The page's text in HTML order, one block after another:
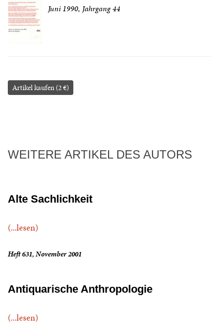
Juni 1990, Jahrgang 44
Artikel kaufen (2 €)
WEITERE ARTIKEL DES AUTORS
Alte Sachlichkeit
(...lesen)
Heft 631, November 2001
Antiquarische Anthropologie
(...lesen)